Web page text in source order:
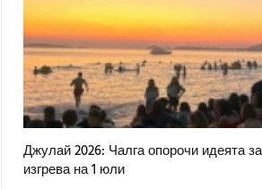
Джулай 2026: Чалга опорочи идеята
изгрева на 1 юли